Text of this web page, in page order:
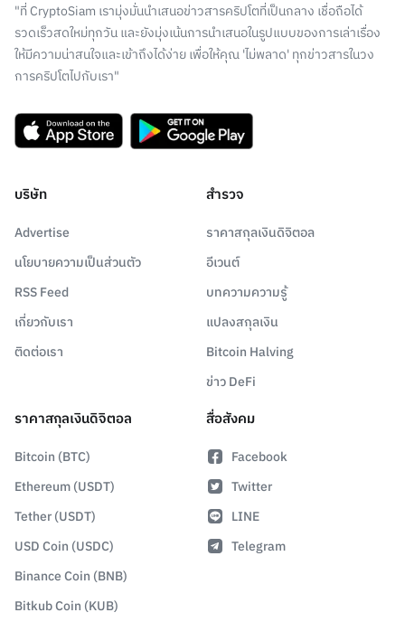
"ที่ CryptoSiam เรามุ่งมั่นนำเสนอข่าวสารคริปโตที่เป็นกลาง เชื่อถือได้
รวดเร็วสดใหม่ทุกวัน และยังมุ่งเน้นการนำเสนอในรูปแบบของการเล่าเรื่อง
ให้มีความน่าสนใจและเข้าถึงได้ง่าย เพื่อให้คุณ 'ไม่พลาด' ทุกข่าวสารในวง
การคริปโตไปกับเรา"
บริษัท
Advertise
นโยบายความเป็นส่วนตัว
RSS Feed
เกี่ยวกับเรา
ติดต่อเรา
สำรวจ
ราคาสกุลเงินดิจิตอล
อีเวนต์
บทความความรู้
แปลงสกุลเงิน
Bitcoin Halving
ข่าว DeFi
ราคาสกุลเงินดิจิตอล
Bitcoin (BTC)
Ethereum (USDT)
Tether (USDT)
USD Coin (USDC)
Binance Coin (BNB)
Bitkub Coin (KUB)
สื่อสังคม
Facebook
Twitter
LINE
Telegram